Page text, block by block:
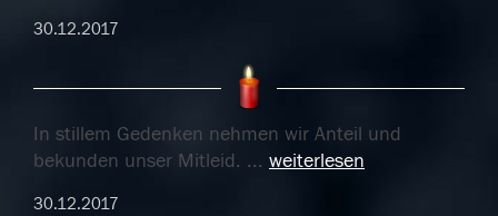
30.12.2017
In stillem Gedenken nehmen wir Anteil und
bekunden unser Mitleid. ... weiterlesen
30.12.2017